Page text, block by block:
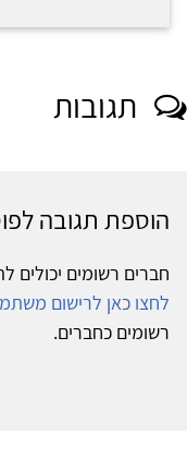
תגובות
הוספת תגובה
חברים רשומים יכולים
לחצו כאן לרישום
רשומים כחברים.